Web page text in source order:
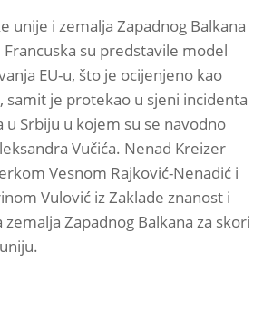
unije i zemalja Zapadnog Balkana
su predstavile model
EU-u, što je ocijenjeno kao
samit je protekao u sjeni incidenta
u Srbiju u kojem su se navodno
Vučića. Nenad Kreizer
Vesnom Rajković-Nenadić i
Vulović iz Zaklade znanost i
Zapadnog Balkana za skori